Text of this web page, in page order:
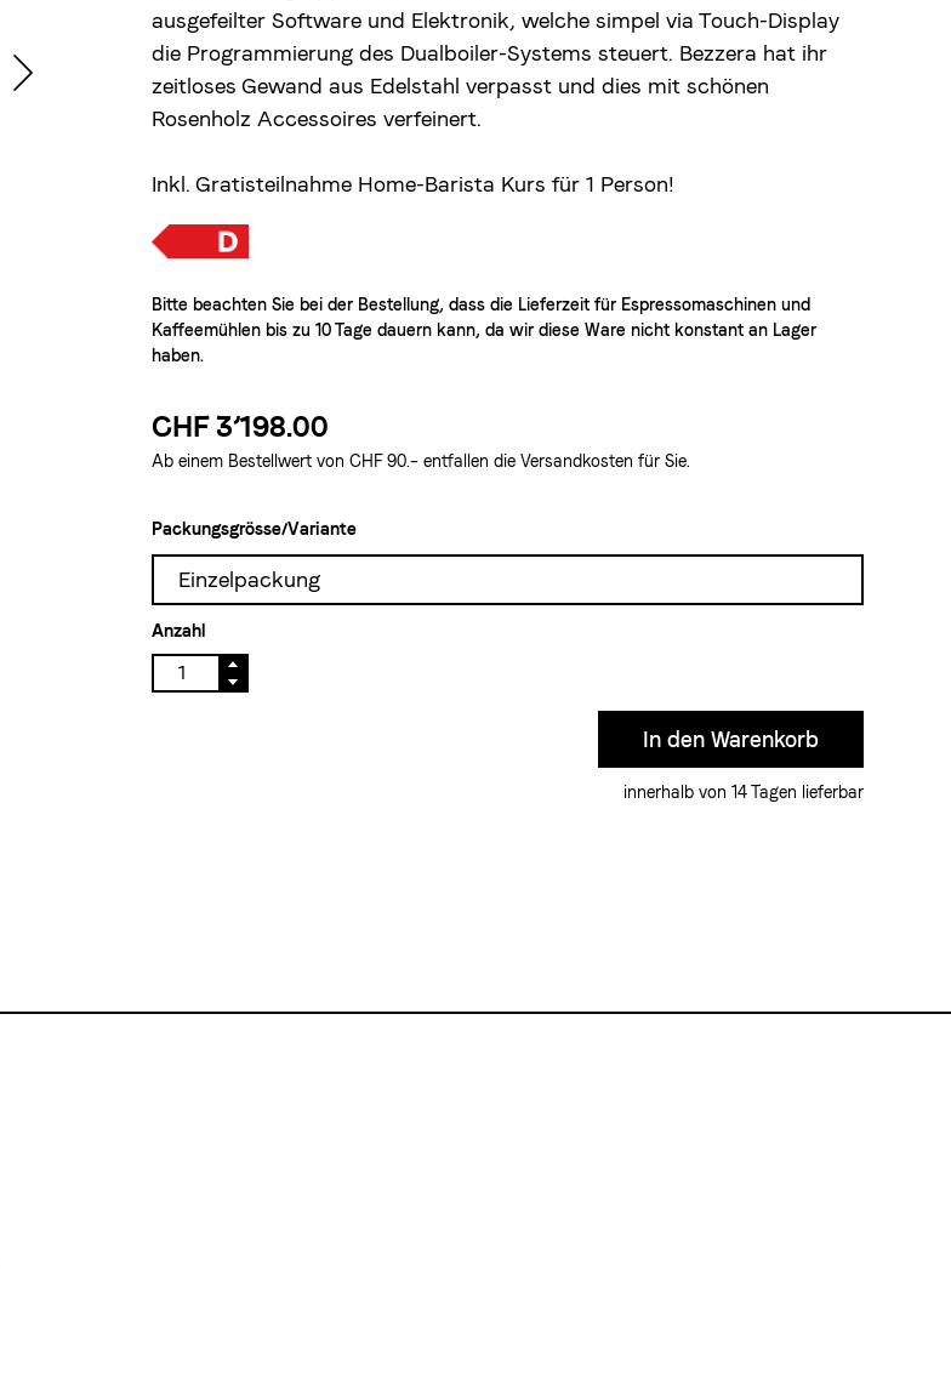
ausgefeilter Software und Elektronik, welche simpel via Touch-Display
die Programmierung des Dualboiler-Systems steuert. Bezzera hat ihr
zeitloses Gewand aus Edelstahl verpasst und dies mit schönen
Rosenholz Accessoires verfeinert.
Inkl. Gratisteilnahme Home-Barista Kurs für 1 Person!
Bitte beachten Sie bei der Bestellung, dass die Lieferzeit für Espressomaschinen und
Kaffeemühlen bis zu 10 Tage dauern kann, da wir diese Ware nicht konstant an Lager
haben.
CHF 3’198.00
Ab einem Bestellwert von CHF 90.– entfallen die Versandkosten für Sie.
Packungsgrösse/Variante
Einzelpackung
Anzahl
innerhalb von 14 Tagen lieferbar